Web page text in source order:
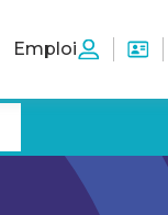
Emploi